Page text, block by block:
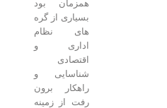
همزمان بود
بسیاری از گره
های نظام
اداری و
شناسایی و
راهکار برون
رفت از زمینه